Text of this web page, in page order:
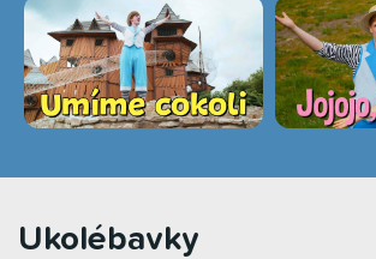
Ukolébavky